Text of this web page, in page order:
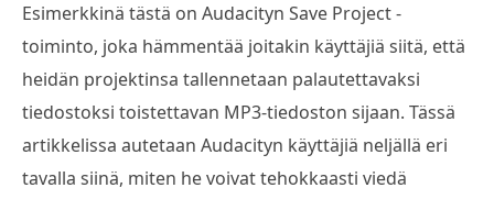
Esimerkkinä tästä on Audacityn Save Project -
toiminto, joka hämmentää joitakin käyttäjiä siitä, että
heidän projektinsa tallennetaan palautettavaksi
tiedostoksi toistettavan MP3-tiedoston sijaan. Tässä
artikkelissa autetaan Audacityn käyttäjiä neljällä eri
tavalla siinä, miten he voivat tehokkaasti viedä